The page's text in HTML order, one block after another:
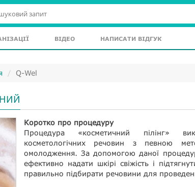
ВІДЕО НАПИСАТИ ВІДГУК
Q-Wel
Коротко про процедуру
Процедура «косметичний пілінг»
косметологічних речовин з певною
омолодження. За допомогою даної
ефективно надати шкірі свіжість і
правильно підбирати речовини для